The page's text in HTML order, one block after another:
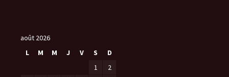
août 2026
L
M M J V S
D
1
2